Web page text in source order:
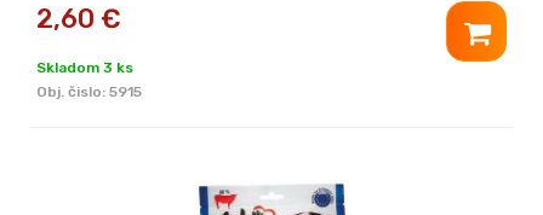
2,60 €
Skladom 3 ks
Obj. čislo: 5915